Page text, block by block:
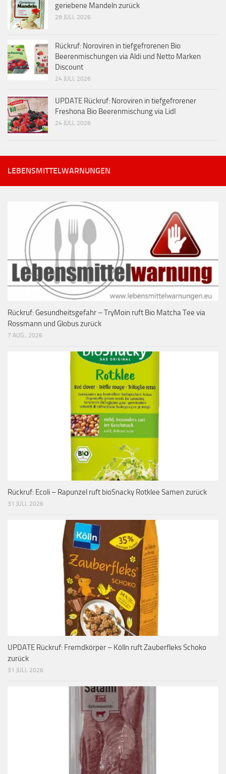
geriebene Mandeln zurück
28 JULI, 2026
Rückruf: Noroviren in tiefgefrorenen Bio
Beerenmischungen via Aldi und Netto Marken
Discount
24 JULI, 2026
UPDATE Rückruf: Noroviren in tiefgefrorener
Freshona Bio Beerenmischung via Lidl
24 JULI, 2026
LEBENSMITTELWARNUNGEN
Rückruf: Gesundheitsgefahr – TryMoin ruft Bio Matcha Tee via
Rossmann und Globus zurück
7 AUG., 2026
Rückruf: Ecoli – Rapunzel ruft bioSnacky Rotklee Samen zurück
31 JULI, 2026
UPDATE Rückruf: Fremdkörper – Kölln ruft Zauberfleks Schoko
zurück
31 JULI, 2026